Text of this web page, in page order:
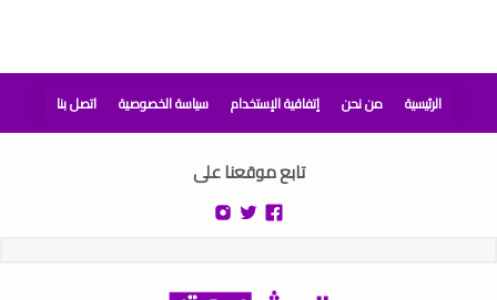
الرئيسية من نحن إتفاقية الإستخدام سياسة الخصوصية اتصل بنا
تابع موقعنا على